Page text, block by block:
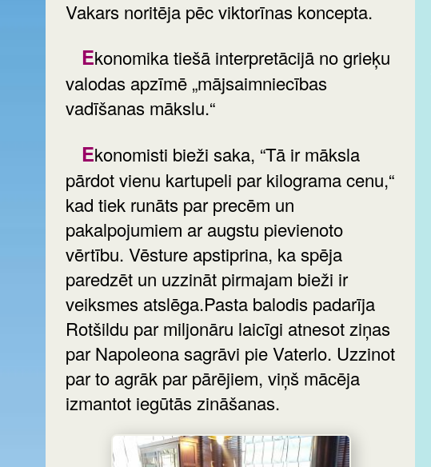
Vakars noritēja pēc viktorīnas koncepta.
Ekonomika tiešā interpretācijā no grieķu
valodas apzīmē „mājsaimniecības
vadīšanas mākslu.“
Ekonomisti bieži saka, “Tā ir māksla
pārdot vienu kartupeli par kilograma cenu,“
kad tiek runāts par precēm un
pakalpojumiem ar augstu pievienoto
vērtību. Vēsture apstiprina, ka spēja
paredzēt un uzzināt pirmajam bieži ir
veiksmes atslēga.Pasta balodis padarīja
Rotšildu par miljonāru laicīgi atnesot ziņas
par Napoleona sagrāvi pie Vaterlo. Uzzinot
par to agrāk par pārējiem, viņš mācēja
izmantot iegūtās zināšanas.